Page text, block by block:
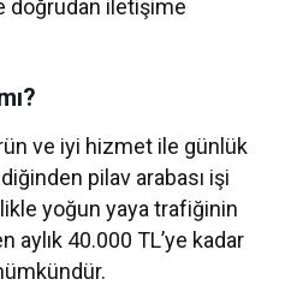
doğrudan iletişime
ve iyi hizmet ile günlük
pilav arabası işi
yoğun yaya trafiğinin
aylık 40.000 TL’ye kadar